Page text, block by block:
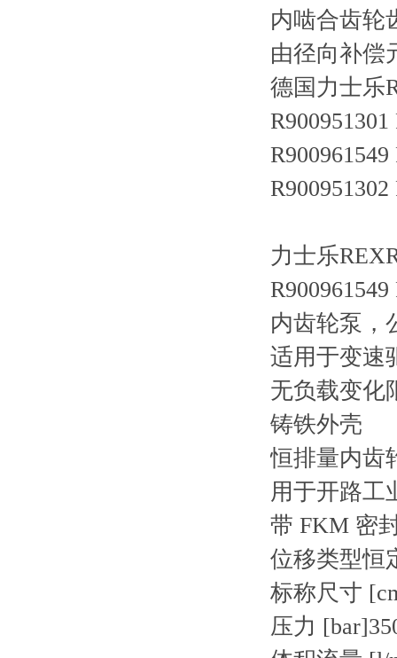
内啮合齿轮
由径向补偿
德国力士乐
力士乐
内齿轮泵，
适用于变速
无负载变化
铸铁外壳
恒排量内齿
用于开路工
带 FKM 密
位移类型恒
标称尺寸
压力